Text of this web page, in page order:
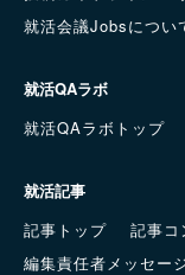
就活会議Jobsについ
就活QAラボ
就活QAラボトップ
就活記事
記事トップ
記事コ
編集責任者メッセー